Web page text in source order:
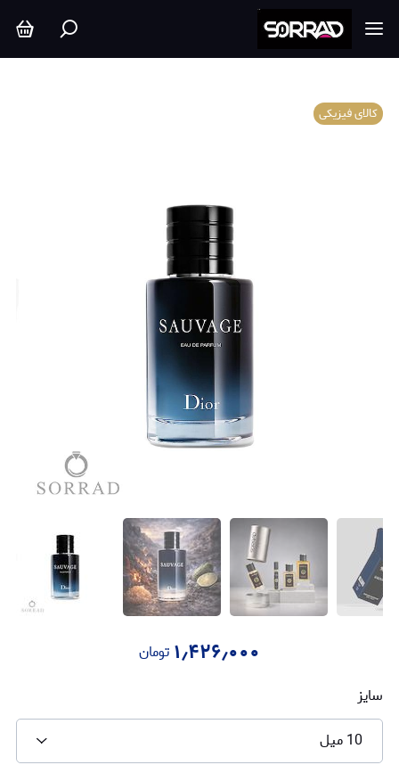
کالای فیزیکی
۱٫۴۲۶٫۰۰۰ تومان
سایز
10 میل